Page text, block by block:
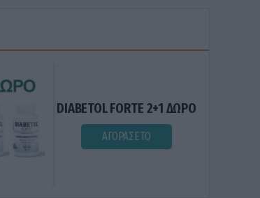
DIABETOL FORTE 2+1 ΔΩΡΟ
ΑΓΟΡΑΣΕ ΤΟ